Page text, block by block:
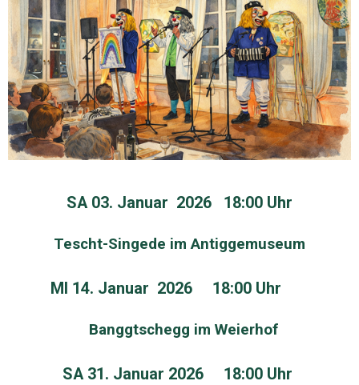
SA 03. Januar 2026 18:00 Uhr
Tescht-Singede im Antiggemuseum
MI 14. Januar 2026 18:00 Uhr
Banggtschegg im Weierhof
SA 31. Januar 2026 18:00 Uhr